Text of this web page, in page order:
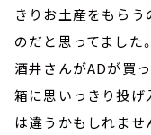
きりお土産をもらう
のだと思ってました。
酒井さんがADが買
箱に思いっきり投げ
は違うかもしれませ